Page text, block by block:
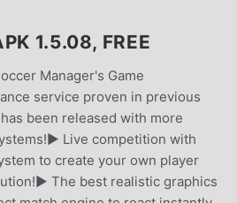
1.5.08, FREE
Manager's Game
service proven in previous
been released with more
Live competition with
to create your own player
The best realistic graphics